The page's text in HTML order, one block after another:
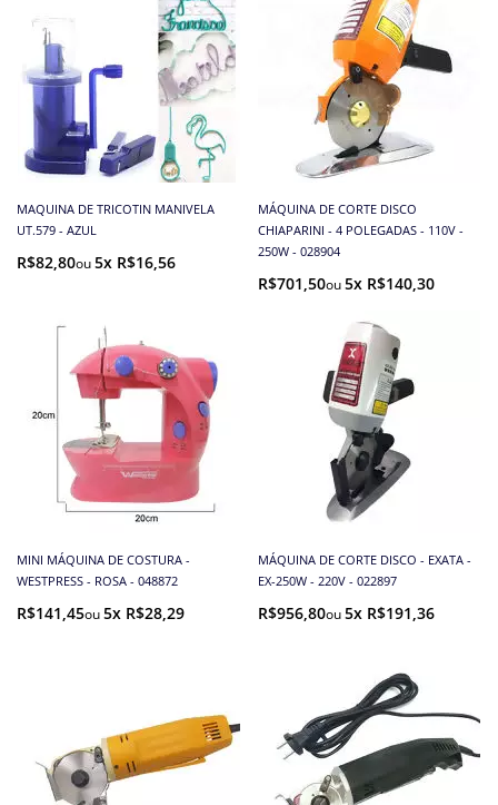
MAQUINA DE TRICOTIN MANIVELA
UT.579 - AZUL
R$82,80 5x R$16,56
MÁQUINA DE CORTE DISCO
CHIAPARINI - 4 POLEGADAS - 110V -
250W - 028904
R$701,50 5x R$140,30
MINI MÁQUINA DE COSTURA -
WESTPRESS - ROSA - 048872
R$141,45 5x R$28,29
MÁQUINA DE CORTE DISCO - EXATA -
EX-250W - 220V - 022897
R$956,80 5x R$191,36